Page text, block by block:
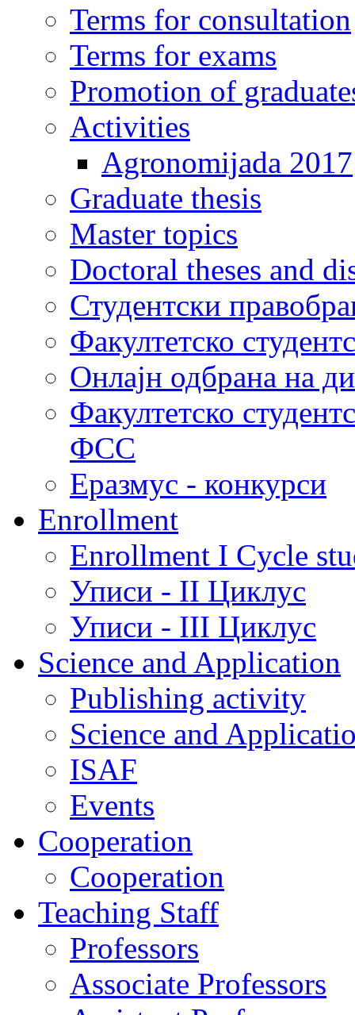
Terms for consultation
Terms for exams
Promotion of
Activities
Agronomijada 2017
Graduate thesis
Master topics
Doctoral theses and
Студентски
Факултетско
Онлајн одбрана на
Факултетско
ФСС
Еразмус - конкурси
Enrollment
Enrollment I Cycle
Уписи - II Циклус
Уписи - III Циклус
Science and Application
Publishing activity
Science and
ISAF
Events
Cooperation
Cooperation
Teaching Staff
Professors
Associate Professors